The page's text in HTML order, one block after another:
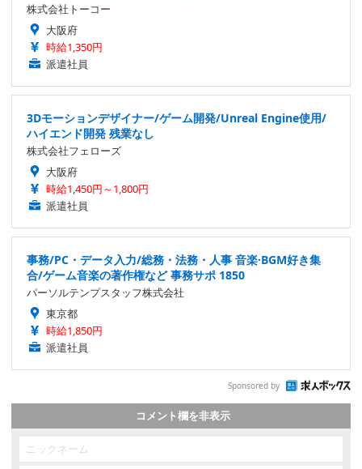
株式会社トーコー
大阪府
時給1,350円
派遣社員
3Dモーションデザイナー/ゲーム開発/Unreal Engine使用/
ハイエンド開発 残業なし
株式会社フェローズ
大阪府
時給1,450円～1,800円
派遣社員
事務/PC・データ入力/総務・法務・人事 音楽·BGM好き集
合/ゲーム音楽の著作権など 事務サポ 1850
パーソルテンプスタッフ株式会社
東京都
時給1,850円
派遣社員
Sponsored by
コメント欄を非表示